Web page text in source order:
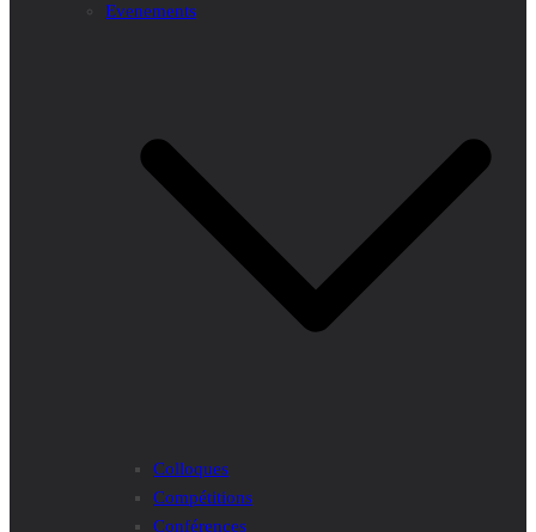
Evenements
Colloques
Compétitions
Conférences